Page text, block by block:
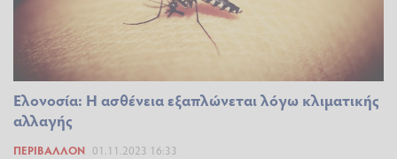
Ελονοσία: Η ασθένεια εξαπλώνεται λόγω κλιματικής
αλλαγής
ΠΕΡΙΒΆΛΛΟΝ 01.11.2023 16:33